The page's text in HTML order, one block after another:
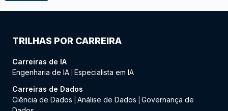
TRILHAS POR CARREIRA
Carreiras de IA
Engenharia de IA Especialista em IA
Carreiras de Dados
Ciência de Dados
Análise de Dados
Governança de